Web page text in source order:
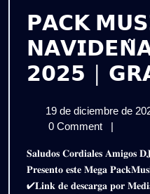
𝗣𝗔𝗖𝗞
𝟮𝟬𝟮𝟱 |
19 de diciembre de
0 Comment
|
𝐒𝐚𝐥𝐮𝐝𝐨𝐬 𝐂𝐨𝐫𝐝𝐢𝐚𝐥𝐞𝐬 𝐀𝐦𝐢𝐠𝐨𝐬 𝐃𝐉𝐒 𝐝𝐞𝐥 𝐏𝐥𝐚𝐧𝐞𝐭𝐚 𝐞𝐧𝐭𝐞𝐫𝐨𝐀𝐪𝐮𝐢 𝐥𝐞𝐬
𝐏𝐫𝐞𝐬𝐞𝐧𝐭𝐨 𝐞𝐬𝐭𝐞 𝐌𝐞𝐠𝐚
✔𝐋𝐢𝐧𝐤 𝐝𝐞 𝐝𝐞𝐬𝐜𝐚𝐫𝐠𝐚 𝐩𝐨𝐫